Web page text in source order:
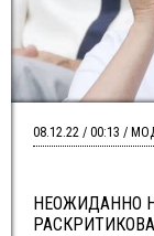
НЕОЖИДАННО
08.12.22 / 00:13 /